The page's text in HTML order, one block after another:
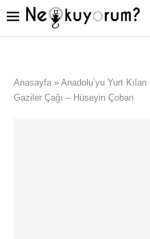
Anasayfa » Anadolu’yu Yurt
Gaziler Çağı – Hüseyin Çoban